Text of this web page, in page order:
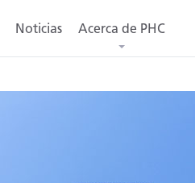
Noticias Acerca de PHC